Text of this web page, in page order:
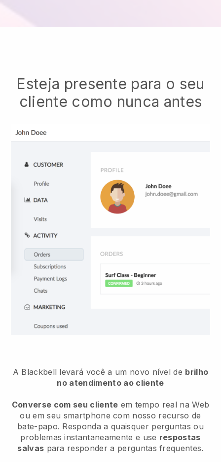
Esteja presente para o seu
cliente como nunca antes
A Blackbell levará você a um novo nível de brilho
no atendimento ao cliente
Converse com seu cliente em tempo real na Web
ou em seu smartphone com nosso recurso de
bate-papo. Responda a quaisquer perguntas ou
problemas instantaneamente e use respostas
salvas para responder a perguntas frequentes.